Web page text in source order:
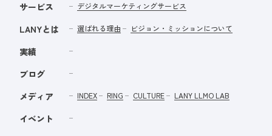
サービス デジタルマーケティングサービス
LANYとは 選ばれる理由 ビジョン・ミッションについて
実績
ブログ
メディア
INDEX RING CULTURE LANY LLMO LAB
イベント